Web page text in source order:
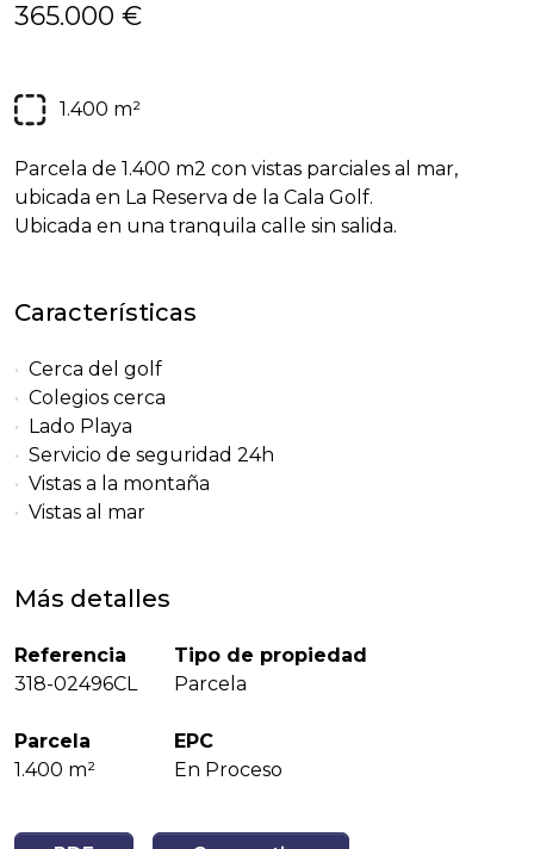
365.000 €
1.400 m²
Parcela de 1.400 m2 con vistas parciales al mar,
ubicada en La Reserva de la Cala Golf.
Ubicada en una tranquila calle sin salida.
Características
Cerca del golf
Colegios cerca
Lado Playa
Servicio de seguridad 24h
Vistas a la montaña
Vistas al mar
Más detalles
Referencia
318-02496CL
Tipo de propiedad
Parcela
Parcela
1.400 m²
EPC
En Proceso